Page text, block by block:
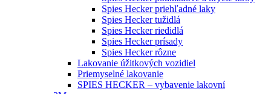
Spies Hecker priehľadné laky
Spies Hecker tužidlá
Spies Hecker riedidlá
Spies Hecker prísady
Spies Hecker rôzne
Lakovanie úžitkových vozidiel
Priemyselné lakovanie
SPIES HECKER – vybavenie lakovní